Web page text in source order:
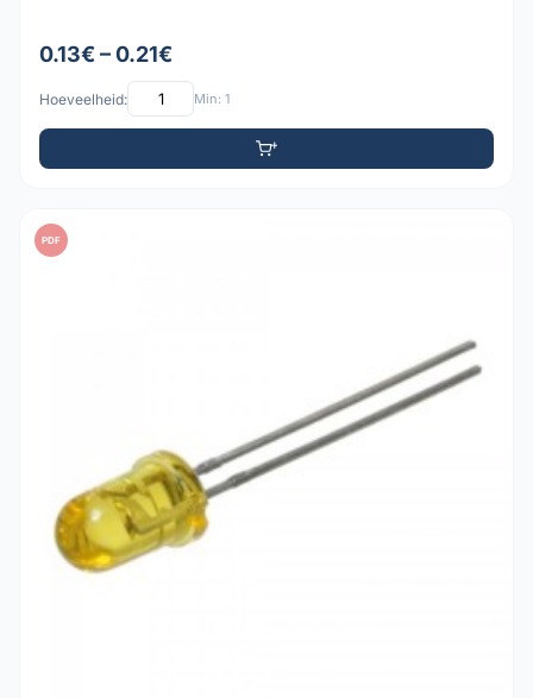
0.13€ – 0.21€
Hoeveelheid: Min: 1
PDF